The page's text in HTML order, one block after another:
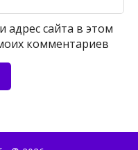
адрес сайта в этом
комментариев